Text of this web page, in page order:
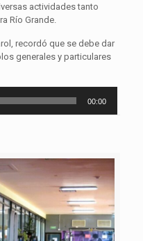
actividades tanto
Río Grande.
recordó que se debe dar
generales y particulares
00:00